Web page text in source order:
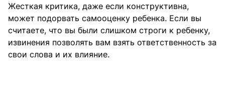
Жесткая критика, даже если конструктивна,
может подорвать самооценку ребенка. Если вы
считаете, что вы были слишком строги к ребенку,
извинения позволять вам взять ответственность за
свои слова и их влияние.